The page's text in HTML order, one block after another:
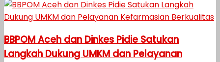
BBPOM Aceh dan Dinkes Pidie Satukan
Langkah Dukung UMKM dan Pelayanan